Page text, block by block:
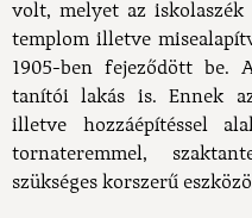
volt, melyet az
templom illetve
1905-ben fejeződött
tanítói lakás is. Ennek
illetve hozzáépítéssel
tornateremmel,
szükséges korszerű